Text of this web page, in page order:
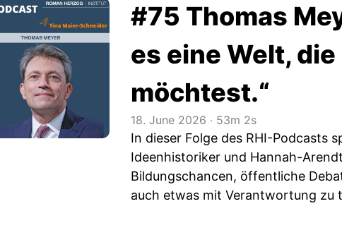
#75 Thomas
es eine Welt,
möchtest.“
18. June 2026 ‧ 53m 2s
In dieser Folge des RHI-Podcasts
Ideenhistoriker und Hannah-
Bildungschancen, öffentliche
auch etwas mit Verantwortung zu